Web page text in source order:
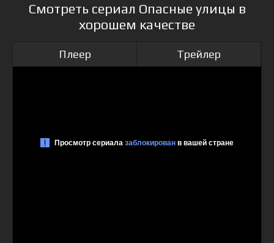
Смотреть сериал Опасные улицы в
хорошем качестве
Плеер Трейлер